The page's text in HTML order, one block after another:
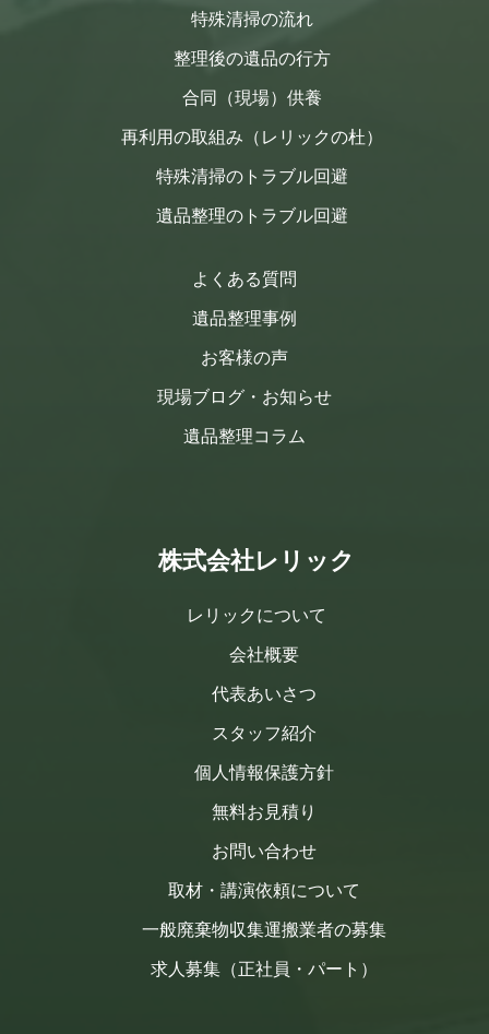
特殊清掃の流れ
整理後の遺品の行方
合同（現場）供養
再利用の取組み（レリックの杜）
特殊清掃のトラブル回避
遺品整理のトラブル回避
よくある質問
遺品整理事例
お客様の声
現場ブログ・お知らせ
遺品整理コラム
株式会社レリック
レリックについて
会社概要
代表あいさつ
スタッフ紹介
個人情報保護方針
無料お見積り
お問い合わせ
取材・講演依頼について
一般廃棄物収集運搬業者の募集
求人募集（正社員・パート）